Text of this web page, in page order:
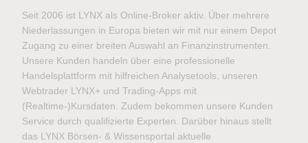
Seit 2006 ist LYNX als Online-Broker aktiv. Über mehrere
Niederlassungen in Europa bieten wir mit nur einem Depot
Zugang zu einer breiten Auswahl an Finanzinstrumenten.
Unsere Kunden handeln über eine professionelle
Handelsplattform mit hilfreichen Analysetools, unseren
Webtrader LYNX+ und Trading-Apps mit
(Realtime-)Kursdaten. Zudem bekommen unsere Kunden
Service durch qualifizierte Experten. Darüber hinaus stellt
das LYNX Börsen- & Wissensportal aktuelle